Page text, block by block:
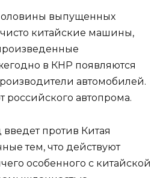
выпущенных
чисто китайские машины,
в КНР появляются
автомобилей.
российского автопрома.
против Китая
тем, что действуют
особенного с китайской